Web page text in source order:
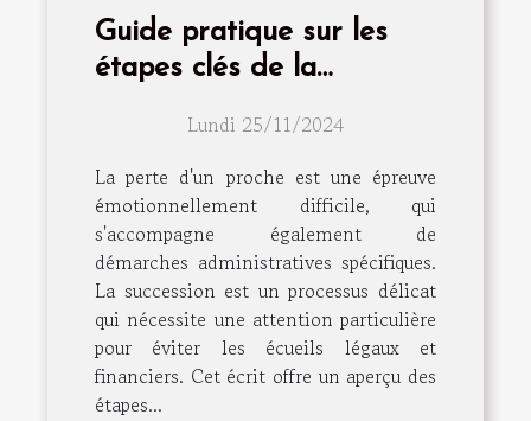
Guide pratique sur les
étapes clés de la
Lundi 25/11/2024
La perte d'un proche est une épreuve
émotionnellement difficile, qui
s'accompagne également de
démarches administratives spécifiques.
La succession est un processus délicat
qui nécessite une attention particulière
pour éviter les écueils légaux et
financiers. Cet écrit offre un aperçu des
étapes...